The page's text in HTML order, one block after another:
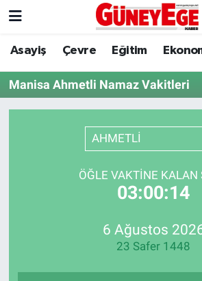
Asayiş Çevre Eğitim
Manisa Ahmetli Namaz Vakitleri
AHMETLİ
ÖĞLE VAKTINE KALAN
03:00:14
6 Ağustos
23 Safer 1448
Asayiş
Çevre
Kültür Sanat
İstanbul Hava Durumu
İstanbul Trafik Yoğunluk
Son Dakika Haberleri